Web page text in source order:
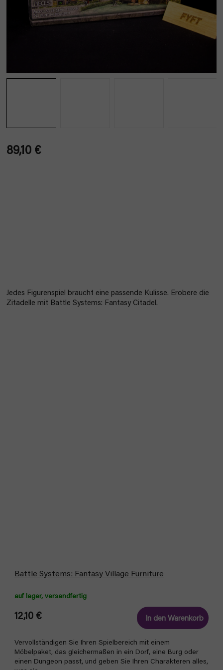
89,10 €
Jedes Figurenspiel braucht eine passende Kulisse. Erobere die
Zitadelle mit Battle Systems: Fantasy Citadel.
Battle Systems: Fantasy Village Furniture
auf lager, versandfertig
12,10 € In den Warenkorb
Vervollständigen Sie Ihren Spielbereich mit einem
Möbelpaket, das gleichermaßen in ein Dorf, eine Burg oder
einen Dungeon passt, und geben Sie Ihren Charakteren alles,